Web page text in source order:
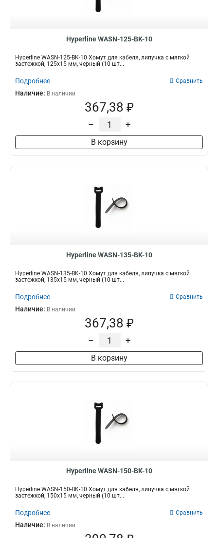
Hyperline WASN-125-BK-10
Hyperline WASN-125-BK-10 Хомут для кабеля, липучка с мягкой
застежкой, 125x15 мм, черный (10 шт...
Подробнее Сравнить
Наличие: В наличии
367,38 ₽
– +
В корзину
Hyperline WASN-135-BK-10
Hyperline WASN-135-BK-10 Хомут для кабеля, липучка с мягкой
застежкой, 135x15 мм, черный (10 шт...
Подробнее Сравнить
Наличие: В наличии
367,38 ₽
– +
В корзину
Hyperline WASN-150-BK-10
Hyperline WASN-150-BK-10 Хомут для кабеля, липучка с мягкой
застежкой, 150x15 мм, черный (10 шт...
Подробнее Сравнить
Наличие: В наличии